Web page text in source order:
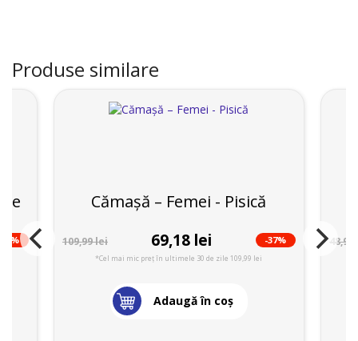
Produse similare
Cămașă – Femei - Pisică
109,99 lei 69,18 lei -37%
*Cel mai mic preț în ultimele 30 de zile 109,99 lei
Adaugă în coş